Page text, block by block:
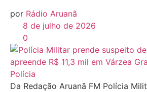
por Rádio Aruanã
8 de julho de 2026
0
Polícia
Da Redação Aruanã FM Polícia